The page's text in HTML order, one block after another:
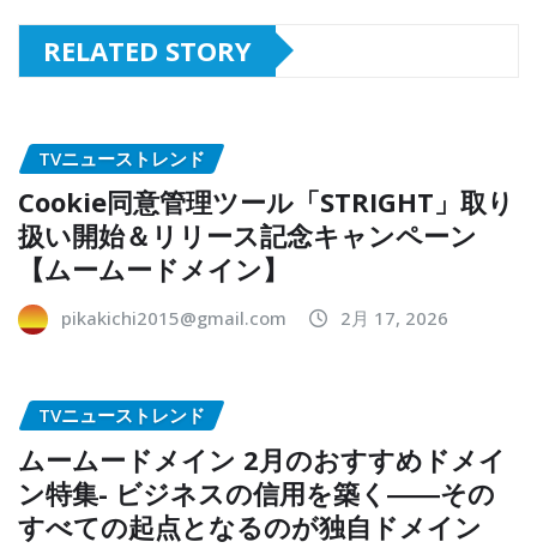
RELATED STORY
TVニューストレンド
Cookie同意管理ツール「STRIGHT」取り
扱い開始＆リリース記念キャンペーン
【ムームードメイン】
pikakichi2015@gmail.com 2月 17, 2026
TVニューストレンド
ムームードメイン 2月のおすすめドメイ
ン特集- ビジネスの信用を築く――その
すべての起点となるのが独自ドメイン